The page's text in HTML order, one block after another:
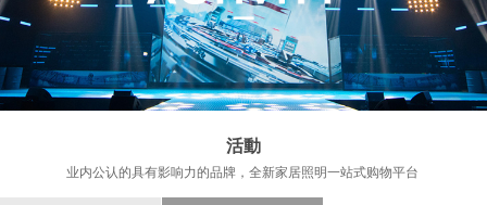
活動
业内公认的具有影响力的品牌，全新家居照明一站式购物平台